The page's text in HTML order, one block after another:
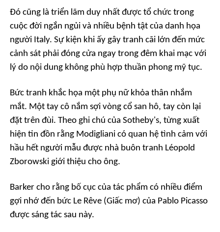
Đó cũng là triển lãm duy nhất được tổ chức trong
cuộc đời ngắn ngủi và nhiều bệnh tật của danh họa
người Italy. Sự kiện khi ấy gây tranh cãi lớn đến mức
cảnh sát phải đóng cửa ngay trong đêm khai mạc với
lý do nội dung không phù hợp thuần phong mỹ tục.
Bức tranh khắc họa một phụ nữ khỏa thân nhắm
mắt. Một tay cô nắm sợi vòng cổ san hô, tay còn lại
đặt trên đùi. Theo ghi chú của Sotheby's, từng xuất
hiện tin đồn rằng Modigliani có quan hệ tình cảm với
hầu hết người mẫu được nhà buôn tranh Léopold
Zborowski giới thiệu cho ông.
Barker cho rằng bố cục của tác phẩm có nhiều điểm
gợi nhớ đến bức Le Rêve (Giấc mơ) của Pablo Picasso
được sáng tác sau này.